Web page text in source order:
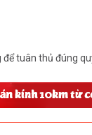
tuân thủ đúng